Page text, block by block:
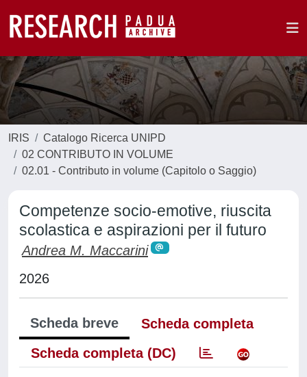
IRIS
Catalogo Ricerca UNIPD
02 CONTRIBUTO IN VOLUME
02.01 - Contributo in volume (Capitolo o Saggio)
Competenze socio-emotive, riuscita
scolastica e aspirazioni per il futuro
Andrea M. Maccarini
2026
Scheda breve
Scheda completa
Scheda completa (DC)